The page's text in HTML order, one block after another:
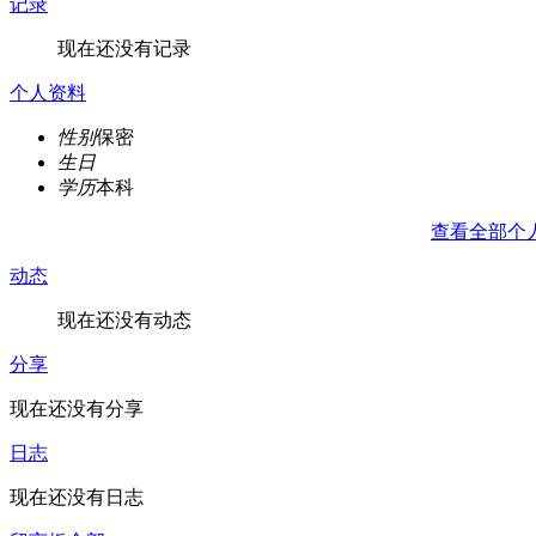
现在还没有记录
个人资料
性别保密
生日
学历本科
查看全部个
动态
现在还没有动态
分享
现在还没有分享
日志
现在还没有日志